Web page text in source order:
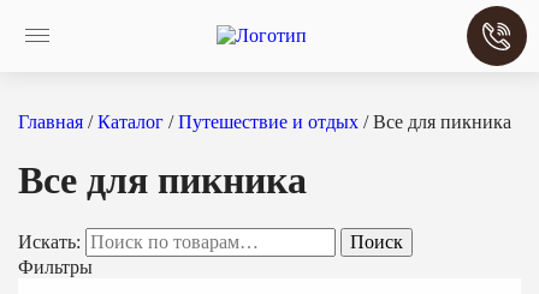
Главная /Каталог /Путешествие и отдых / Все для пикника
Все для пикника
Искать:
Поиск
Фильтры